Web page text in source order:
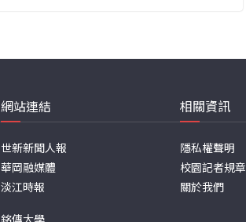
網站連結
世新新聞人報
華岡融媒體
淡江時報
銘傳大學
相關資訊
隱私權聲明
校園記者規章
關於我們